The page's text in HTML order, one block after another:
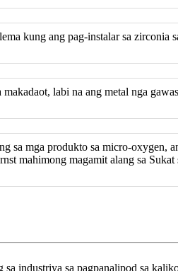
kung ang pag-instalar sa zirconia
labi na ang metal nga
sa mga produkto sa micro-oxygen,
mahimong magamit alang sa Sukat
industriya sa pagpanalipod sa